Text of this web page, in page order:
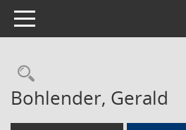
Toggle navigation
Rechercheauswahl
Bohlender, Gerald